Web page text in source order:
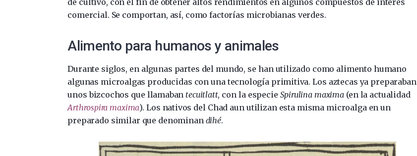
de cultivo, con el fin de obtener altos rendimientos en algunos compuestos de interés
comercial. Se comportan, así, como factorías microbianas verdes.
Alimento para humanos y animales
Durante siglos, en algunas partes del mundo, se han utilizado como alimento humano
algunas microalgas producidas con una tecnología primitiva. Los aztecas ya preparaban
unos bizcochos que llamaban tecuitlatt, con la especie Spirulina maxima(en la actualidad
Arthrospira maxima). Los nativos del Chad aun utilizan esta misma microalga en un
preparado similar que denominan dihé.